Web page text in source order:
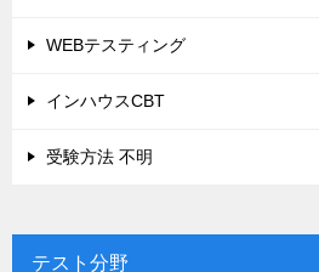
WEBテスティング
インハウスCBT
受験方法 不明
テスト分野